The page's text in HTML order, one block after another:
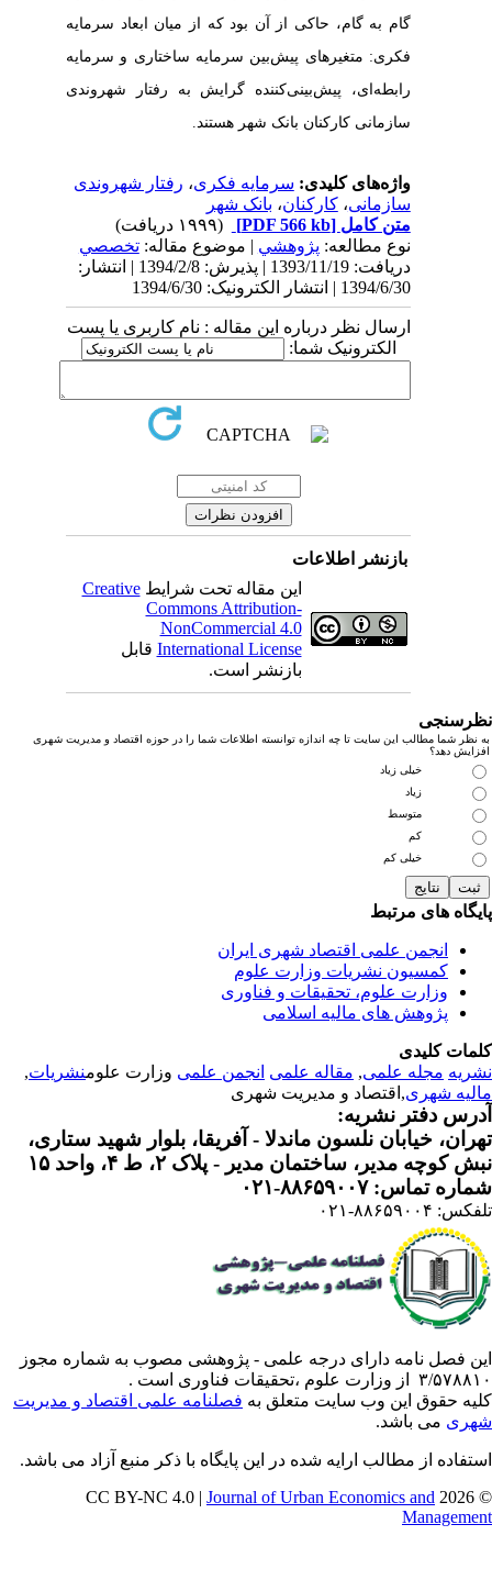
گام به گام، حاکی از آن بود که از میان ابعاد سرمایه
فکری: متغیرهای پیش‌بین سرمایه ساختاری و سرمایه
رابطه‌ای، پیش‌بینی‌کننده گرایش به رفتار شهروندی
سازمانی کارکنان بانک شهر هستند.
واژه‌های کلیدی:سرمایه فکری،رفتار شهروندی
سازمانی،کارکنان،بانک شهر
متن کامل[PDF 566 kb]
نوع مطالعه:پژوهشي| موضوع مقاله:تخصصي
دریافت: 1393/11/19 | پذیرش: 1394/2/8 | انتشار:
1394/6/30 | انتشار الکترونیک: 1394/6/30
ارسال نظر درباره این مقاله : نام کاربری یا پست
الکترونیک شما:
بازنشر اطلاعات
این مقاله تحت شرایطCreative
Commons Attribution-
NonCommercial 4.0
International Licenseقابل
بازنشر است.
نظر شما مطالب این سایت تا چه اندازه توانسته اطلاعات شما را در حوزه اقتصاد و مدیریت شهری
دهد؟
خیلی زیاد
زیاد
متوسط
خیلی کم
های مرتبط
انجمن علمی اقتصاد شهری ایران
کمسیون نشریات وزارت علوم
وزارت علوم، تحقیقات و فناوری
پژوهش های مالیه اسلامی
کلیدی
مجله علمی, مقاله علمی انجمن علمیوزارت علومنشریات,
شهری ,اقتصاد و مدیریت شهری
دفتر نشریه:
خیابان نلسون ماندلا - آفریقا، بلوار شهید ستاری،
کوچه مدیر، ساختمان مدیر - پلاک ۲، ط ۴، واحد ۱۵
تماس: ۸۸۶۵۹۰۰۷-۰۲۱
۸۸۶۵۹۰۰۴-۰۲۱
فصل نامه دارای درجه علمی - پژوهشی مصوب به شماره مجوز
وزارت علوم ،تحقیقات فناوری است .
حقوق این وب سایت متعلق بهفصلنامه علمی اقتصاد و مدیریت
می باشد.
از مطالب ارایه شده در این پایگاه با ذکر منبع آزاد می باشد.
©
Journal of Urban Economics and